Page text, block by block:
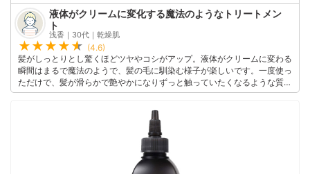
よりしっかりめに水気を切ってから使うことで、髪にしっかりと密着し保
湿もしやすくなる気がします。パサつきが気になる人におすすめです！
液体がクリームに変化する魔法のようなトリートメン
ト
浅香｜30代｜乾燥肌
(4.6)
髪がしっとりとし驚くほどツヤやコシがアップ。液体がクリームに変わる
瞬間はまるで魔法のようで、髪の毛に馴染む様子が楽しいです。一度使っ
ただけで、髪が滑らかで艶やかになりずっと触っていたくなるような質感
になりました。